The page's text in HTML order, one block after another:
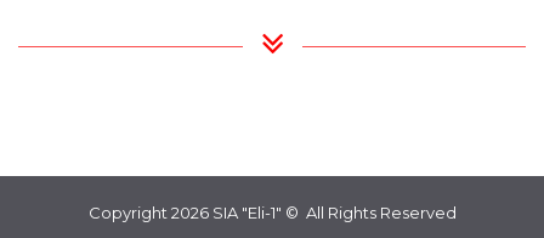
Copyright 2026 SIA "Eli-1" © All Rights Reserved